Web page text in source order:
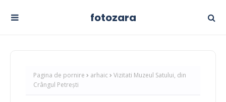
fotozara
Pagina de pornire arhaic
Vizitati Muzeul Satului, din
Crângul Petrești